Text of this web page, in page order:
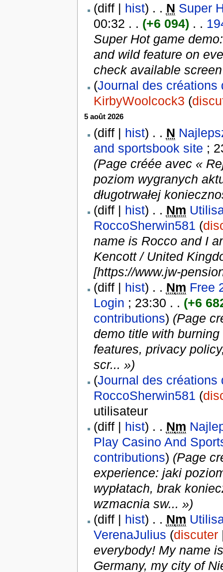
(diff | hist) . . N Super
00:32 . . (+6 094) . .
Super Hot game
and wild feature on
check available
(Journal des créations
KirbyWoolcock3 (
5 août 2026
(diff | hist) . . N
and sportsbook site
;
(Page créée avec «
poziom wygranych
długotrwałej
(diff |
hist) . . Nm
RoccoSherwin581 (
name is Rocco and I
Kencott / United
[https://www.jw-
(diff |
hist) . . Nm Free
Login ‎ ; 23:30 . . (+6
contributions) (Page
demo title with
features, privacy
scr... »)
(Journal des créations
RoccoSherwin581 (
utilisateur
(diff |
hist) . . Nm
Play Casino And
contributions) (Page
experience: jaki
wypłatach, brak
wzmacnia sw... »)
(diff |
hist) . . Nm
VerenaJulius (discuter
everybody! My name
Germany, my city of